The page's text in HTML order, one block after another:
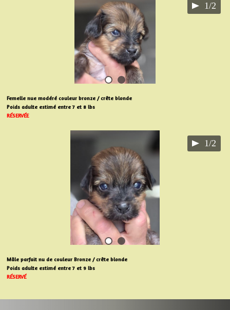
1/2
Femelle nue modéré couleur bronze / crête blonde
Poids adulte estimé entre 7 et 8 lbs
RÉSERVÉE
1/2
Mâle parfait nu de couleur Bronze / crête blonde
Poids adulte estimé entre 7 et 9 lbs
RÉSERVÉ